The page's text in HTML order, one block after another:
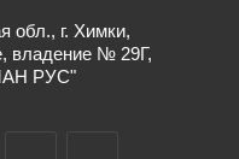
обл., г. Химки,
владение № 29Г,
РУС"